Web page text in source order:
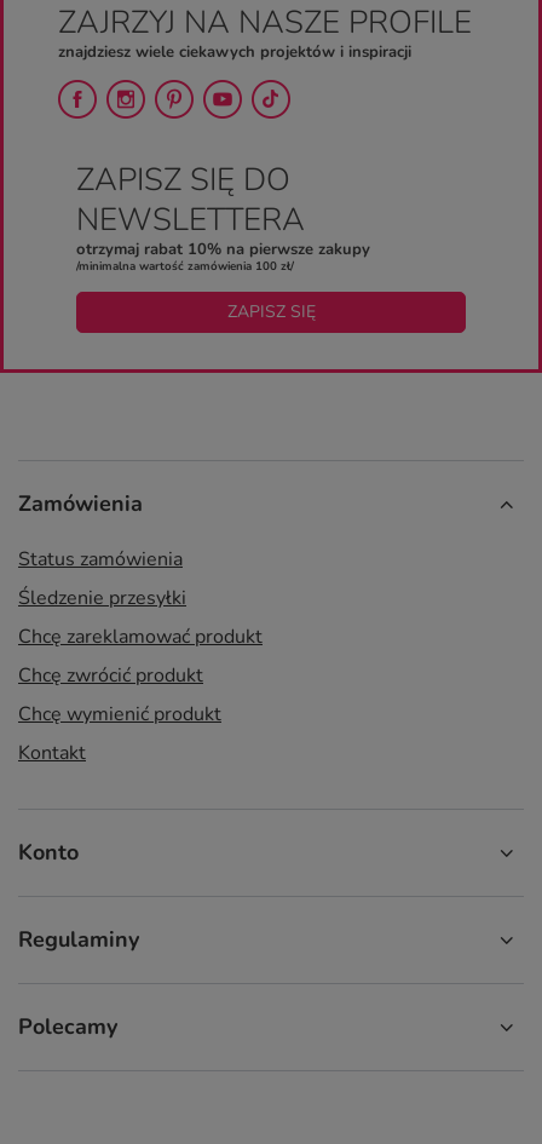
ZAJRZYJ NA NASZE PROFILE
znajdziesz wiele ciekawych projektów i inspiracji
ZAPISZ SIĘ DO
NEWSLETTERA
otrzymaj rabat 10% na pierwsze zakupy
/minimalna wartość zamówienia 100 zł/
ZAPISZ SIĘ
Zamówienia
Status zamówienia
Śledzenie przesyłki
Chcę zareklamować produkt
Chcę zwrócić produkt
Chcę wymienić produkt
Kontakt
Konto
Regulaminy
Polecamy